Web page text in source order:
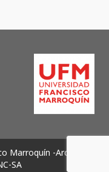
Marroquín -Archivos
SA